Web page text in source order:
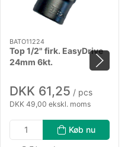
BATO11224
Top 1/2" firk. EasyDrive
24mm 6kt.
DKK 61,25 / pcs
DKK 49,00 ekskl. moms
Køb nu